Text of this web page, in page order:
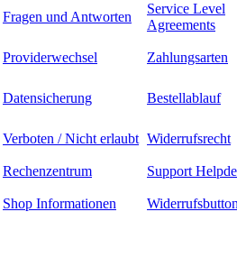
Fragen und Antworten
Service Level
Agreements
Providerwechsel Zahlungsarten
Datensicherung Bestellablauf
Verboten / Nicht erlaubt Widerrufsrecht
Rechenzentrum Support
Shop Informationen